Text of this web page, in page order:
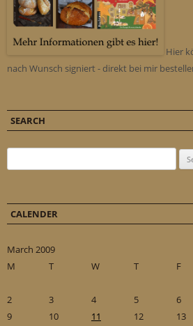
Hier
nach Wunsch signiert - direkt bei mir
SEARCH
CALENDER
March 2009
M
T W T F
2
3 4 5 6
9
10 11 12 13